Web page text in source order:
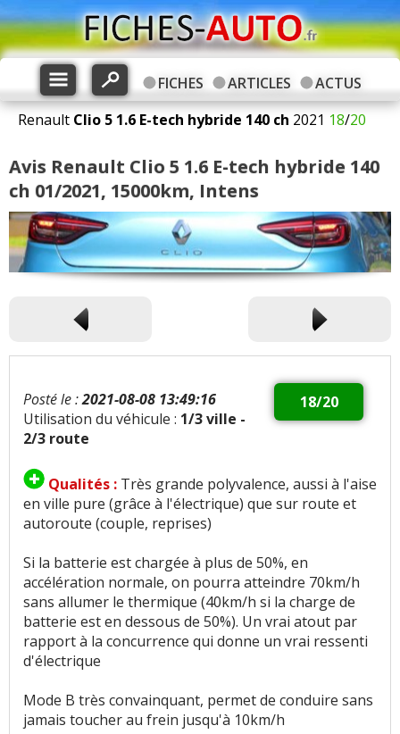
FICHES ARTICLES
ACTUS
Renault Clio 5 1.6 E-tech hybride 140 ch 2021 18/20
Avis Renault Clio 5 1.6 E-tech hybride 140
ch 01/2021, 15000km, Intens
18/20
Posté le :2021-08-08 13:49:16
Utilisation du véhicule : 1/3 ville -
2/3 route
Qualités : Très grande polyvalence, aussi à l'aise
en ville pure (grâce à l'électrique) que sur route et
autoroute (couple, reprises)
Si la batterie est chargée à plus de 50%, en
accélération normale, on pourra atteindre 70km/h
sans allumer le thermique (40km/h si la charge de
batterie est en dessous de 50%). Un vrai atout par
rapport à la concurrence qui donne un vrai ressenti
d'électrique
Mode B très convainquant, permet de conduire sans
jamais toucher au frein jusqu'à 10km/h